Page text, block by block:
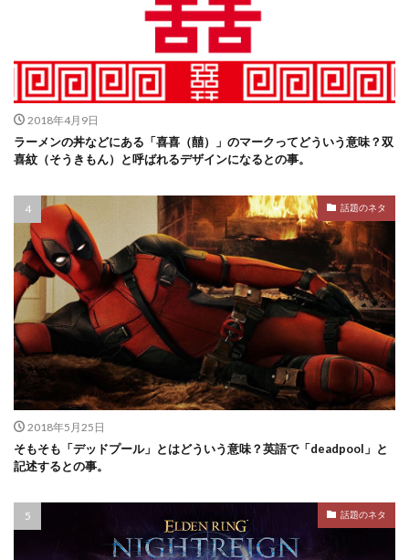
2018年4月9日
ラーメンの丼などにある「喜喜（囍）」のマークってどういう意味？双
喜紋（そうきもん）と呼ばれるデザインになるとの事。
話題のネタ
2018年5月25日
そもそも「デッドプール」とはどういう意味？英語で「deadpool」と
記述するとの事。
話題のネタ